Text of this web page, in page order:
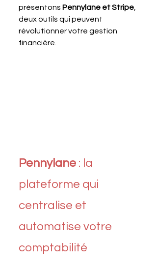
présentons Pennylane et Stripe
deux outils qui peuvent
révolutionner votre gestion
financière.
Pennylane : la
plateforme qui
centralise et
automatise votre
comptabilité